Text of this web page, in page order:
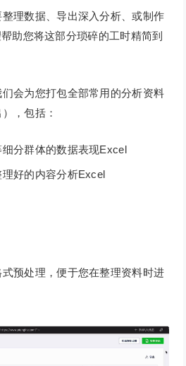
理数据、导出深入分析、或制作
助您将这部分琐碎的工时精简到
会为您打包全部常用的分析资料
，包括：
分群体的数据表现Excel
好的内容分析Excel
预处理，便于您在整理资料时进